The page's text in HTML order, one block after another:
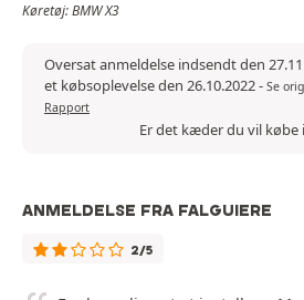
Køretøj: BMW X3
Oversat anmeldelse indsendt den
et købsoplevelse den 26.10.2022- Se
Rapport
Er det kæder du vil købe
ANMELDELSE FRA FALGUIERE
2/5